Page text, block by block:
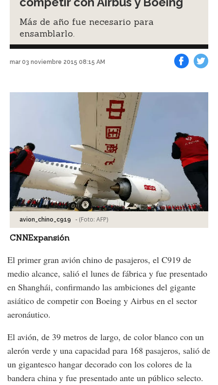
Más de año fue necesario para
ensamblarlo.
mar 03 noviembre 2015 08:15 AM
avion_chino_c919 - (Foto: AFP)
CNNExpansión
El primer gran avión chino de pasajeros, el C919 de
medio alcance, salió el lunes de fábrica y fue presentado
en Shanghái, confirmando las ambiciones del gigante
asiático de competir con Boeing y Airbus en el sector
aeronáutico.
El avión, de 39 metros de largo, de color blanco con un
alerón verde y una capacidad para 168 pasajeros, salió de
un gigantesco hangar decorado con los colores de la
bandera china y fue presentado ante un público selecto.